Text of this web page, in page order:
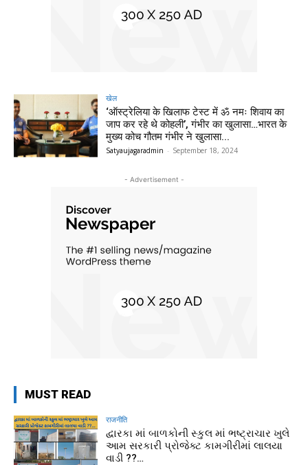
खेल
‘ऑस्ट्रेलिया के खिलाफ टेस्ट में ॐ नमः शिवाय का
जाप कर रहे थे कोहली’, गंभीर का खुलासा…भारत के
मुख्य कोच गौतम गंभीर ने खुलासा...
Satyaujagaradmin - September 18, 2024
- Advertisement -
MUST READ
राजनीति
દ્વારકા માં બાળકોની સ્કુલ માં ભષ્ટ્રાચાર ખુલે
આમ સરકારી પ્રોજેક્ટ કામગીરીમાં લાલયા
વાડી ??…